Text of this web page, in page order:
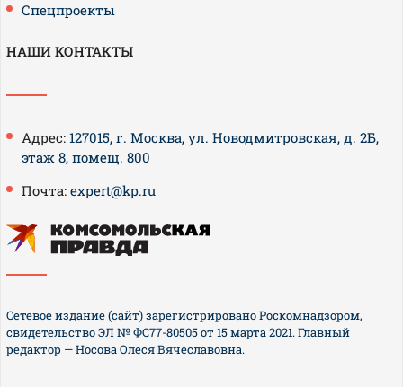
Спецпроекты
НАШИ КОНТАКТЫ
Адрес: 127015, г. Москва, ул. Новодмитровская, д. 2Б,
этаж 8, помещ. 800
Почта: expert@kp.ru
Сетевое издание (сайт) зарегистрировано Роскомнадзором,
свидетельство ЭЛ № ФС77-80505 от 15 марта 2021. Главный
редактор — Носова Олеся Вячеславовна.